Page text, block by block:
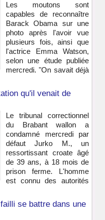
Les moutons sont
capables de reconnaître
Barack Obama sur une
photo après l'avoir vue
plusieurs fois, ainsi que
l'actrice Emma Watson,
selon une étude publiée
mercredi. "On savait déjà
qu'il venait de
Le tribunal correctionnel
du Brabant wallon a
condamné mercredi par
défaut Jurko M., un
ressortissant croate âgé
de 39 ans, à 18 mois de
prison ferme. L'homme
est connu des autorités
se battre dans une